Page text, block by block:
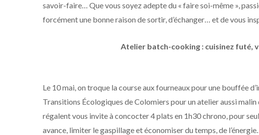
savoir-faire… Que vous soyez adepte du « faire soi-même »,
forcément une bonne raison de sortir, d’échanger… et de vous
Atelier batch-cooking : cuisinez futé,
Le 10 mai, on troque la course aux fourneaux pour une bouffée
Transitions Écologiques de Colomiers pour un atelier aussi malin
régalent vous invite à concocter 4 plats en 1h30 chrono, pour
avance, limiter le gaspillage et économiser du temps, de